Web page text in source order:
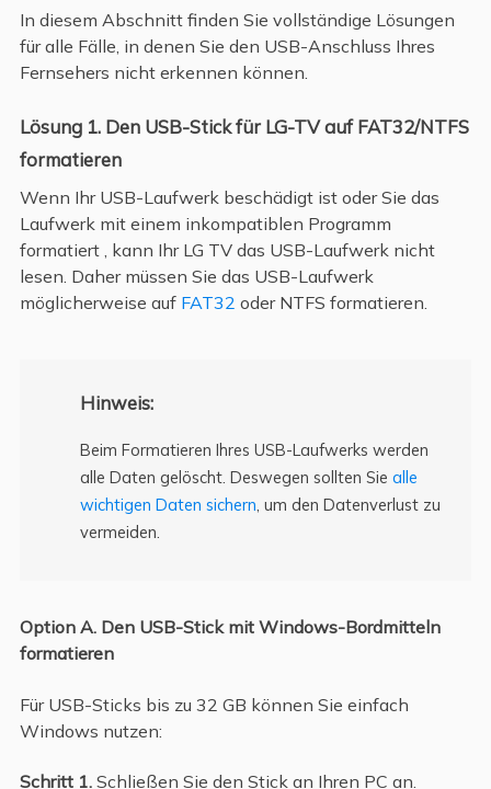
In diesem Abschnitt finden Sie vollständige Lösungen
für alle Fälle, in denen Sie den USB-Anschluss Ihres
Fernsehers nicht erkennen können.
Lösung 1. Den USB-Stick für LG-TV auf FAT32/NTFS
formatieren
Wenn Ihr USB-Laufwerk beschädigt ist oder Sie das
Laufwerk mit einem inkompatiblen Programm
formatiert , kann Ihr LG TV das USB-Laufwerk nicht
lesen. Daher müssen Sie das USB-Laufwerk
möglicherweise auf FAT32 oder NTFS formatieren.
Hinweis:
Beim Formatieren Ihres USB-Laufwerks werden
alle Daten gelöscht. Deswegen sollten Sie alle
wichtigen Daten sichern, um den Datenverlust zu
vermeiden.
Option A. Den USB-Stick mit Windows-Bordmitteln
formatieren
Für USB-Sticks bis zu 32 GB können Sie einfach
Windows nutzen:
Schritt 1.Schließen Sie den Stick an Ihren PC an.